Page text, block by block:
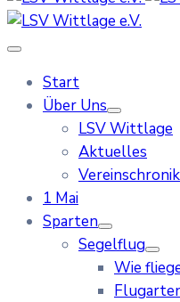
Start
Über Uns
LSV Wittlage
Aktuelles
Vereinschronik
1 Mai
Sparten
Segelflug
Wie